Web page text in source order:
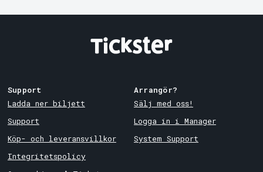
Support
Ladda ner biljett
Support
Köp- och leveransvillkor
Integritetspolicy
Arrangör?
Sälj med oss!
Logga in i Manager
System Support